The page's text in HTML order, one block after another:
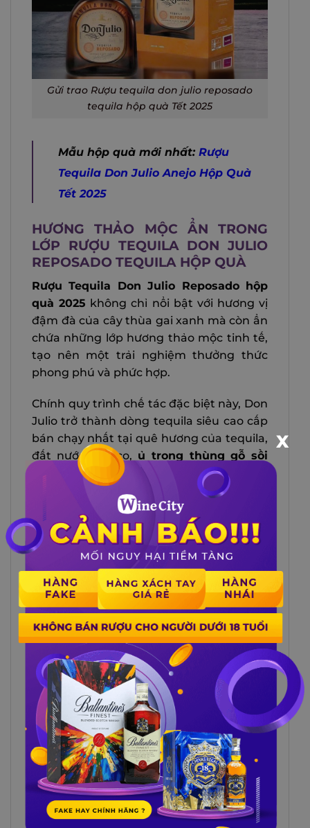
Gửi trao Rượu tequila don julio reposado
tequila hộp quà Tết 2025
Mẫu hộp quà mới nhất: Rượu
Tequila Don Julio Anejo Hộp Quà
Tết 2025
HƯƠNG THẢO MỘC ẨN TRONG
LỚP RƯỢU TEQUILA DON JULIO
REPOSADO TEQUILA HỘP QUÀ
Rượu Tequila Don Julio Reposado hộp
quà 2025 không chỉ nổi bật với hương vị
đậm đà của cây thùa gai xanh mà còn ẩn
chứa những lớp hương thảo mộc tinh tế,
tạo nên một trải nghiệm thưởng thức
phong phú và phức hợp.
Chính quy trình chế tác đặc biệt này, Don
Julio trở thành dòng tequila siêu cao cấp
bán chạy nhất tại quê hương của tequila,
đất nước Mexico, ủ trong thùng gỗ sồi
trắng Mỹ suốt 8 tháng,
rượu mang đến
sự hòa quyện hoàn hảo giữa các thành
phần tự nhiên.
Hương thơm: Khi mở nắp chai,bạn sẽ
cảm nhận được hương thơm dịu nhẹ của
gỗ sồi,kết hợp với hương vani ngọt ngào
và một chút hương thảo mộc như bạc
hà, hương thảo và một chút tiêu trắng.
Những lớp hương này không chỉ làm tăng
thêm sự phức hợp mà còn mang lại cảm
giác tươi mát và sảng khoái.
X